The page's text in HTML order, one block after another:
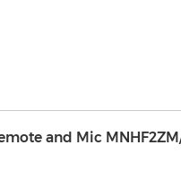
and Mic